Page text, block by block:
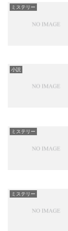
ミステリー
小説
ミステリー
ミステリー